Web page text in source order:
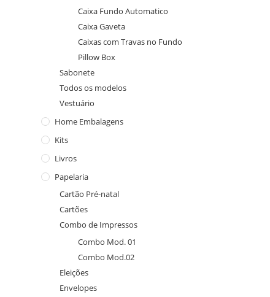
Caixa Fundo Automatico
Caixa Gaveta
Caixas com Travas no Fundo
Pillow Box
Sabonete
Todos os modelos
Vestuário
Home Embalagens
Kits
Livros
Papelaria
Cartão Pré-natal
Cartões
Combo de Impressos
Combo Mod. 01
Combo Mod.02
Eleições
Envelopes